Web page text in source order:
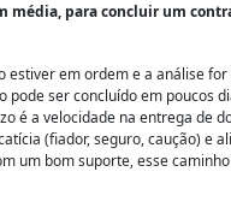
média, para concluir um
estiver em ordem e a análise
pode ser concluído em poucos
é a velocidade na entrega de
(fiador, seguro, caução) e
um bom suporte, esse